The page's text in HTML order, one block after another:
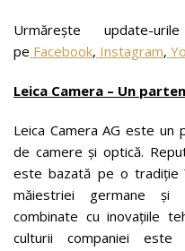
Urmărește update-
pe Facebook, Instagram,
Leica Camera – Un
Leica Camera AG este un
de camere și optică.
este bazată pe o tradiție
măiestriei germane și
combinate cu inovațiile
culturii companiei este